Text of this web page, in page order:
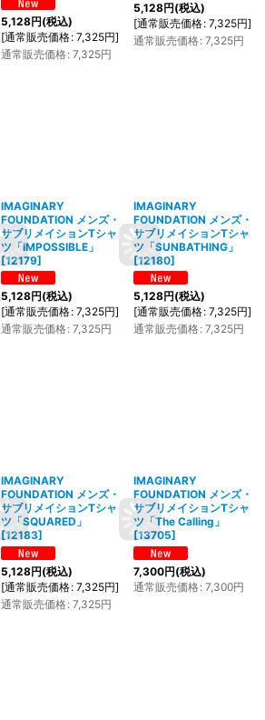
5,128円(税込)
[通常販売価格: 7,325円]
通常販売価格: 7,325円
5,128円(税込)
[通常販売価格: 7,325円]
通常販売価格: 7,325円
IMAGINARY
FOUNDATION メンズ・
サブリメイションTシャ
ツ「IMPOSSIBLE」
[12179]
5,128円(税込)
[通常販売価格: 7,325円]
通常販売価格: 7,325円
IMAGINARY
FOUNDATION メンズ・
サブリメイションTシャ
ツ「SUNBATHING」
[12180]
5,128円(税込)
[通常販売価格: 7,325円]
通常販売価格: 7,325円
IMAGINARY
FOUNDATION メンズ・
サブリメイションTシャ
ツ「SQUARED」
[12183]
5,128円(税込)
[通常販売価格: 7,325円]
通常販売価格: 7,325円
IMAGINARY
FOUNDATION メンズ・
サブリメイションTシャ
ツ「The Calling」
[13705]
7,300円(税込)
通常販売価格: 7,300円